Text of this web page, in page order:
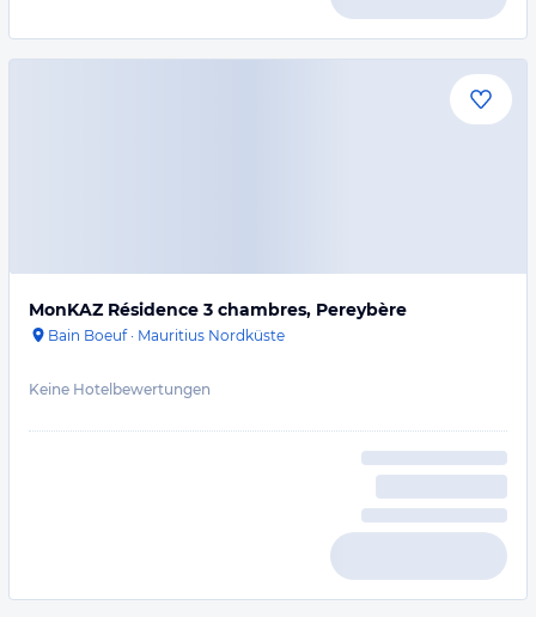
MonKAZ Résidence 3 chambres, Pereybère
Bain Boeuf· Mauritius Nordküste
Keine Hotelbewertungen